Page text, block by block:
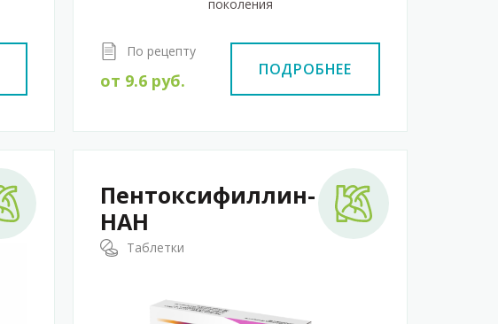
поколения
По рецепту
от 9.6 руб.
ПОДРОБНЕЕ
Пентоксифиллин-
НАН
Таблетки